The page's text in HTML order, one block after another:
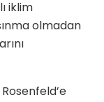
iklim
olmadan